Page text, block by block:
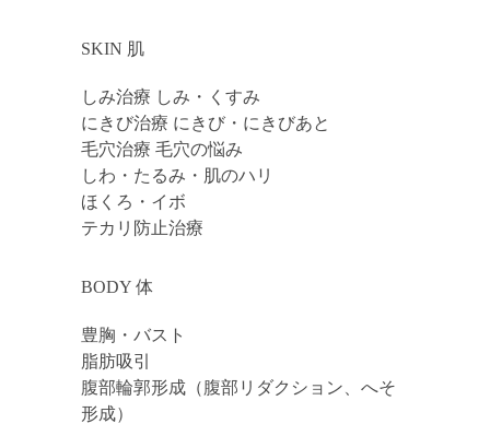
SKIN 肌
しみ治療 しみ・くすみ
にきび治療 にきび・にきびあと
毛穴治療 毛穴の悩み
しわ・たるみ・肌のハリ
ほくろ・イボ
テカリ防止治療
BODY 体
豊胸・バスト
脂肪吸引
腹部輪郭形成（腹部リダクション、へそ
形成）